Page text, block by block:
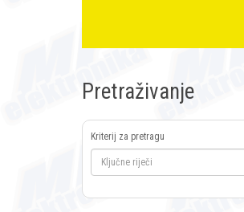
Pretraživanje
Kriterij za pretragu